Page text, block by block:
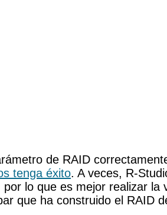
de RAID
tenga éxito. A veces, R-
lo que es mejor realizar
que ha construido el RAID